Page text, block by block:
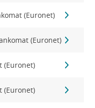
(Euronet)
(Euronet)
(Euronet)
(Euronet)